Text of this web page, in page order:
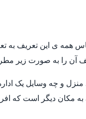
همه ی این تعریف به
آن را به صورت زیر
و چه وسایل یک
مکان دیگر است که